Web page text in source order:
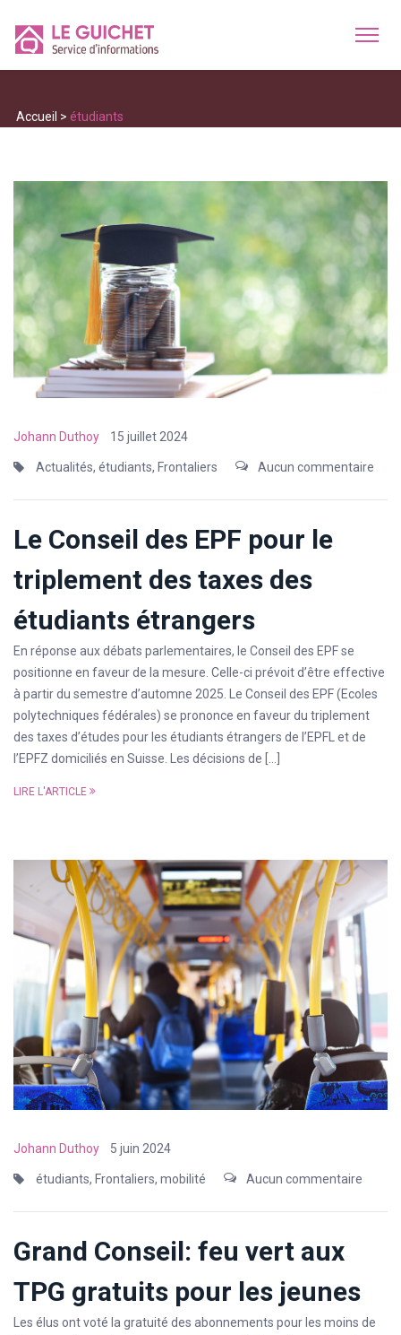
Accueil > étudiants
Johann Duthoy 15 juillet 2024
Actualités, étudiants, Frontaliers Aucun commentaire
Le Conseil des EPF pour le
triplement des taxes des
étudiants étrangers
En réponse aux débats parlementaires, le Conseil des EPF se
positionne en faveur de la mesure. Celle-ci prévoit d’être effective
à partir du semestre d’automne 2025. Le Conseil des EPF (Ecoles
polytechniques fédérales) se prononce en faveur du triplement
des taxes d’études pour les étudiants étrangers de l’EPFL et de
l’EPFZ domiciliés en Suisse. Les décisions de […]
LIRE L'ARTICLE
Johann Duthoy 5 juin 2024
étudiants, Frontaliers, mobilité Aucun commentaire
Grand Conseil: feu vert aux
TPG gratuits pour les jeunes
Les élus ont voté la gratuité des abonnements pour les moins de